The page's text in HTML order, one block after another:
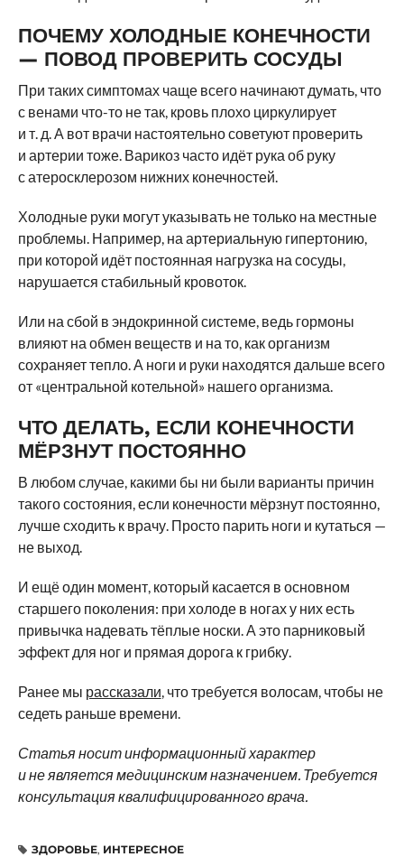
ПОЧЕМУ ХОЛОДНЫЕ КОНЕЧНОСТИ
— ПОВОД ПРОВЕРИТЬ СОСУДЫ
При таких симптомах чаще всего начинают думать, что
с венами что-то не так, кровь плохо циркулирует
и т. д. А вот врачи настоятельно советуют проверить
и артерии тоже. Варикоз часто идёт рука об руку
с атеросклерозом нижних конечностей.
Холодные руки могут указывать не только на местные
проблемы. Например, на артериальную гипертонию,
при которой идёт постоянная нагрузка на сосуды,
нарушается стабильный кровоток.
Или на сбой в эндокринной системе, ведь гормоны
влияют на обмен веществ и на то, как организм
сохраняет тепло. А ноги и руки находятся дальше всего
от «центральной котельной» нашего организма.
ЧТО ДЕЛАТЬ, ЕСЛИ КОНЕЧНОСТИ
МЁРЗНУТ ПОСТОЯННО
В любом случае, какими бы ни были варианты причин
такого состояния, если конечности мёрзнут постоянно,
лучше сходить к врачу. Просто парить ноги и кутаться —
не выход.
И ещё один момент, который касается в основном
старшего поколения: при холоде в ногах у них есть
привычка надевать тёплые носки. А это парниковый
эффект для ног и прямая дорога к грибку.
Ранее мы рассказали , что требуется волосам, чтобы не
седеть раньше времени.
Статья носит информационный характер
и не является медицинским назначением. Требуется
консультация квалифицированного врача.
ЗДОРОВЬЕ, ИНТЕРЕСНОЕ